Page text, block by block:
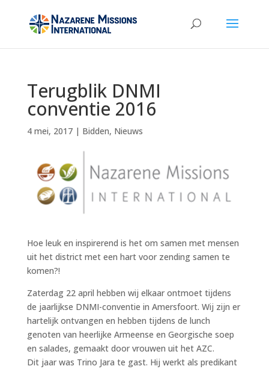
Terugblik DNMI
conventie 2016
4 mei, 2017| Bidden, Nieuws
Hoe leuk en inspirerend is het om samen met mensen
uit het district met een hart voor zending samen te
komen?!
Zaterdag 22 april hebben wij elkaar ontmoet tijdens
de jaarlijkse DNMI-conventie in Amersfoort. Wij zijn er
hartelijk ontvangen en hebben tijdens de lunch
genoten van heerlijke Armeense en Georgische soep
en salades, gemaakt door vrouwen uit het AZC.
Dit jaar was Trino Jara te gast. Hij werkt als predikant